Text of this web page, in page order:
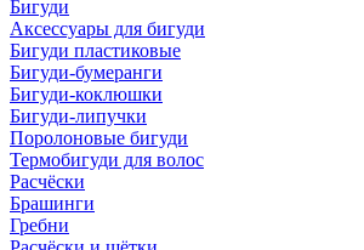
Бигуди
Аксессуары для бигуди
Бигуди пластиковые
Бигуди-бумеранги
Бигуди-коклюшки
Бигуди-липучки
Поролоновые бигуди
Термобигуди для волос
Расчёски
Брашинги
Гребни